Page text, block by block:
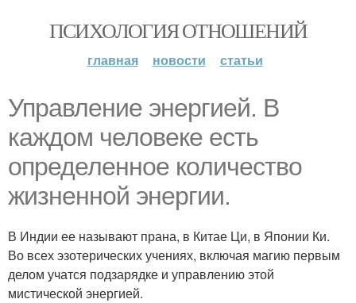
ПСИХОЛОГИЯ ОТНОШЕНИЙ
главная новости статьи
Управление энергией. В
каждом человеке есть
определенное количество
жизненной энергии.
В Индии ее называют прана, в Китае Ци, в Японии Ки.
Во всех эзотерических учениях, включая магию первым
делом учатся подзарядке и управлению этой
мистической энергией.